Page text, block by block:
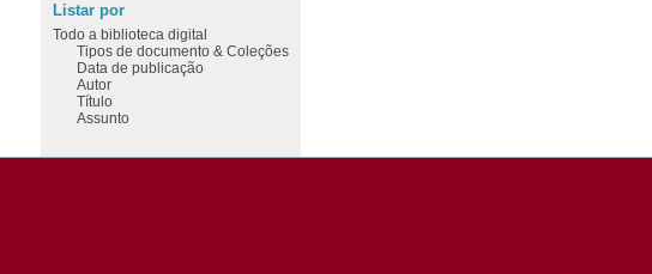
Listar por
Todo a biblioteca digital
Tipos de documento & Coleções
Data de publicação
Autor
Título
Assunto